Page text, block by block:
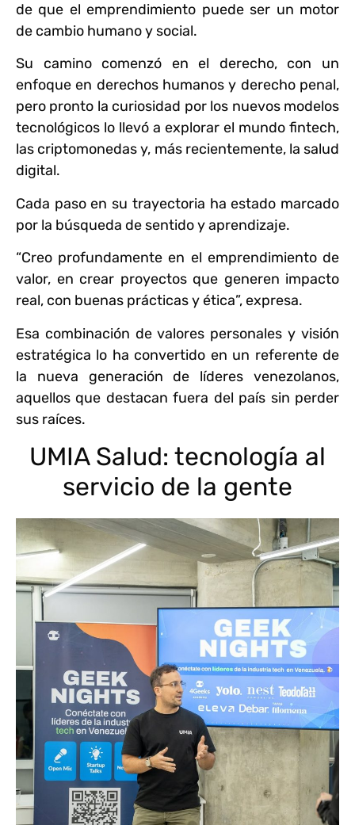
de que el emprendimiento puede ser un motor
de cambio humano y social.
Su camino comenzó en el derecho, con un
enfoque en derechos humanos y derecho penal,
pero pronto la curiosidad por los nuevos modelos
tecnológicos lo llevó a explorar el mundo fintech,
las criptomonedas y, más recientemente, la salud
digital.
Cada paso en su trayectoria ha estado marcado
por la búsqueda de sentido y aprendizaje.
“Creo profundamente en el emprendimiento de
valor, en crear proyectos que generen impacto
real, con buenas prácticas y ética”, expresa.
Esa combinación de valores personales y visión
estratégica lo ha convertido en un referente de
la nueva generación de líderes venezolanos,
aquellos que destacan fuera del país sin perder
sus raíces.
UMIA Salud: tecnología al
servicio de la gente